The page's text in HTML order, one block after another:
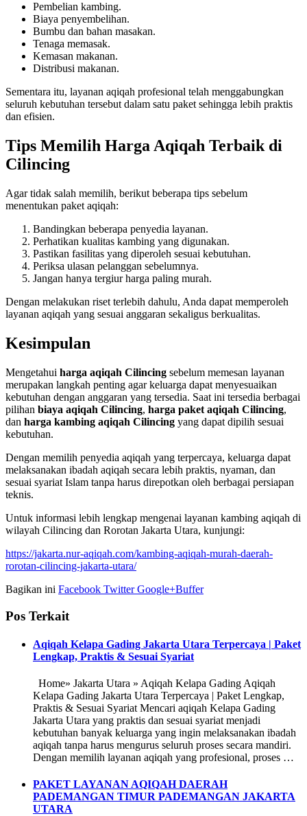
Pembelian kambing.
Biaya penyembelihan.
Bumbu dan bahan masakan.
Tenaga memasak.
Kemasan makanan.
Distribusi makanan.
Sementara itu, layanan aqiqah profesional telah menggabungkan
seluruh kebutuhan tersebut dalam satu paket sehingga lebih praktis
dan efisien.
Tips Memilih Harga Aqiqah Terbaik di
Cilincing
Agar tidak salah memilih, berikut beberapa tips sebelum
menentukan paket aqiqah:
Bandingkan beberapa penyedia layanan.
Perhatikan kualitas kambing yang digunakan.
Pastikan fasilitas yang diperoleh sesuai kebutuhan.
Periksa ulasan pelanggan sebelumnya.
Jangan hanya tergiur harga paling murah.
Dengan melakukan riset terlebih dahulu, Anda dapat memperoleh
layanan aqiqah yang sesuai anggaran sekaligus berkualitas.
Kesimpulan
Mengetahui harga aqiqah Cilincing sebelum memesan layanan
merupakan langkah penting agar keluarga dapat menyesuaikan
kebutuhan dengan anggaran yang tersedia. Saat ini tersedia berbagai
pilihan biaya aqiqah Cilincing, harga paket aqiqah Cilincing,
dan harga kambing aqiqah Cilincing yang dapat dipilih sesuai
kebutuhan.
Dengan memilih penyedia aqiqah yang terpercaya, keluarga dapat
melaksanakan ibadah aqiqah secara lebih praktis, nyaman, dan
sesuai syariat Islam tanpa harus direpotkan oleh berbagai persiapan
teknis.
Untuk informasi lebih lengkap mengenai layanan kambing aqiqah di
wilayah Cilincing dan Rorotan Jakarta Utara, kunjungi:
https://jakarta.nur-aqiqah.com/kambing-aqiqah-murah-daerah-
rorotan-cilincing-jakarta-utara/
Bagikan ini Facebook TwitterGoogle+Buffer
Pos Terkait
Aqiqah Kelapa Gading Jakarta Utara Terpercaya | Paket
Lengkap, Praktis & Sesuai Syariat
Home» Jakarta Utara » Aqiqah Kelapa Gading Aqiqah
Kelapa Gading Jakarta Utara Terpercaya | Paket Lengkap,
Praktis & Sesuai Syariat Mencari aqiqah Kelapa Gading
Jakarta Utara yang praktis dan sesuai syariat menjadi
kebutuhan banyak keluarga yang ingin melaksanakan ibadah
aqiqah tanpa harus mengurus seluruh proses secara mandiri.
Dengan memilih layanan aqiqah yang profesional, proses …
PAKET LAYANAN AQIQAH DAERAH
PADEMANGAN TIMUR PADEMANGAN JAKARTA
UTARA